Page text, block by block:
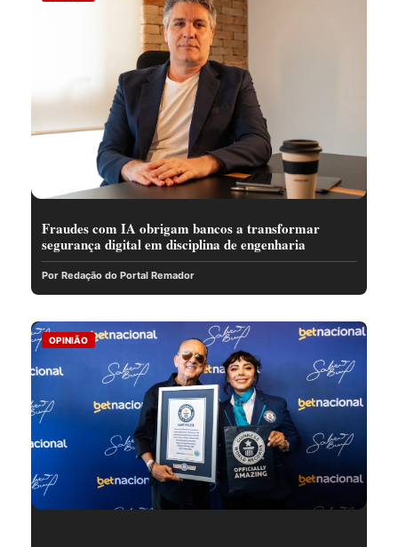
Fraudes com IA obrigam bancos a transformar
segurança digital em disciplina de engenharia
Por Redação do Portal Remador
OPINIÃO